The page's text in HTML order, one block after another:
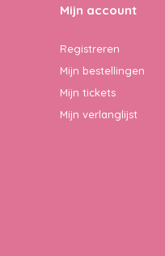
Mijn account
Registreren
Mijn bestellingen
Mijn tickets
Mijn verlanglijst